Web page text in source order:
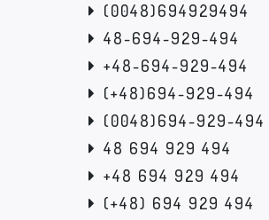
(0048)694929494
48-694-929-494
+48-694-929-494
(+48)694-929-494
(0048)694-929-494
48 694 929 494
+48 694 929 494
(+48) 694 929 494